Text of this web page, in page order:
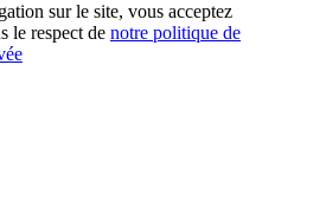
sur le site, vous acceptez
le respect de notre politique de